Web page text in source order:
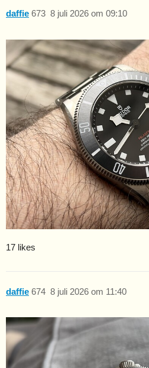
daffie 8 juli 2026 om 09:10
673
17 likes
daffie 8 juli 2026 om 11:40
674